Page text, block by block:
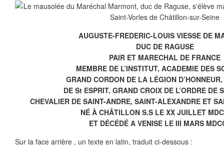
AUGUSTE-FREDERIC-LOUIS VIESSE DE
DUC DE RAGUSE
PAIR ET MARECHAL DE FRANCE
MEMBRE DE L’INSTITUT, ACADEMIE DES
GRAND CORDON DE LA LÉGION
DE St ESPRIT, GRAND CROIX DE L’ORDRE DE
CHEVALIER DE SAINT-ANDRE, SAINT-ALEXANDRE ET
NÉ À CHÂTILLON S.S LE XX JUILLET
ET DÉCÉDÉ A VENISE LE III MARS
Sur la face arrière , un texte en latin, traduit ci-dessous :